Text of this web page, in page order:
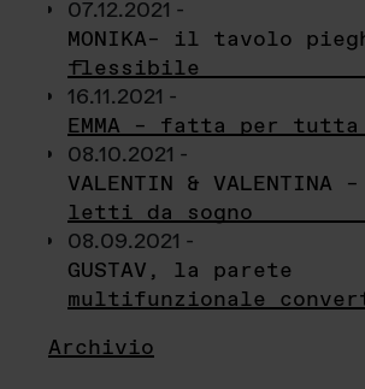
07.12.2021 -
MONIKA– il tavolo
flessibile
16.11.2021 -
EMMA – fatta per
08.10.2021 -
VALENTIN & VALENTINA
letti da sogno
08.09.2021 -
GUSTAV, la parete
multifunzionale
Archivio